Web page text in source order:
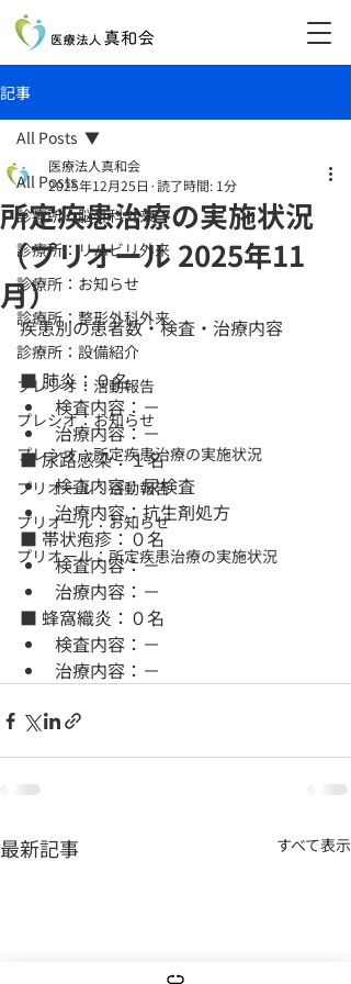
記事
All Posts
診療所：脳外科外来
診療所：リハビリ外来
診療所：お知らせ
診療所：整形外科外来
診療所：設備紹介
プレシオ：活動報告
プレシオ：お知らせ
プレシオ：所定疾患治療の実施状況
プリオール：活動報告
プリオール：お知らせ
プリオール：所定疾患治療の実施状況
All Posts
所定疾患治療の実施状況
（プリオール 2025年11
月）
医療法人真和会
2025年12月25日 読了時間: 1分
疾患別の患者数・検査・治療内容
■ 肺炎：０名
検査内容：－
治療内容：－
■ 尿路感染：１名
検査内容：尿検査
治療内容：抗生剤処方
■ 帯状疱疹：０名
検査内容：－
治療内容：－
■ 蜂窩織炎：０名
検査内容：－
治療内容：－
最新記事 すべて表示